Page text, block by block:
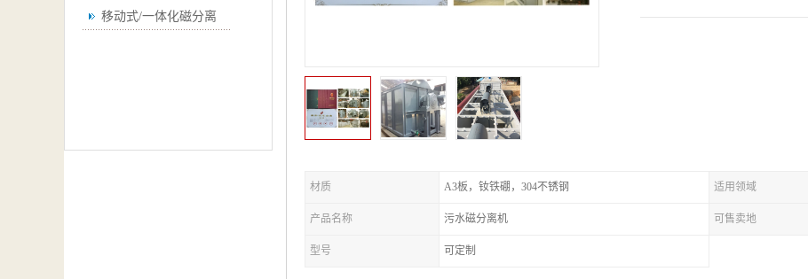
移动式/一体化磁分离
材质 A3板，钕铁硼，304不锈钢 适用领域
产品名称 污水磁分离机 可售卖地
型号 可定制